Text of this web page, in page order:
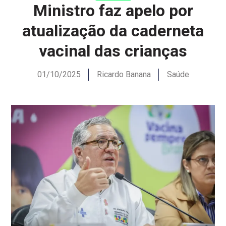
Ministro faz apelo por
atualização da caderneta
vacinal das crianças
01/10/2025 Ricardo Banana Saúde